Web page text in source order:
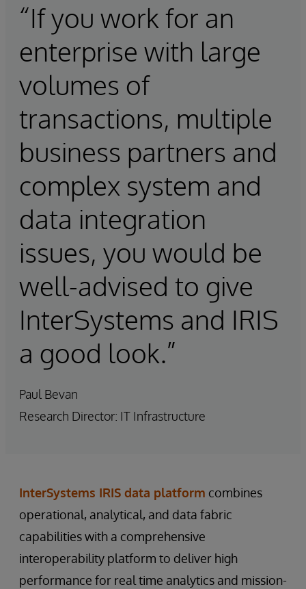
“If you work for an
enterprise with large
volumes of
transactions, multiple
business partners and
complex system and
data integration
issues, you would be
well-advised to give
InterSystems and IRIS
a good look.”
Paul Bevan
Research Director: IT Infrastructure
InterSystems IRIS data platform combines
operational, analytical, and data fabric
capabilities with a comprehensive
interoperability platform to deliver high
performance for real time analytics and mission-